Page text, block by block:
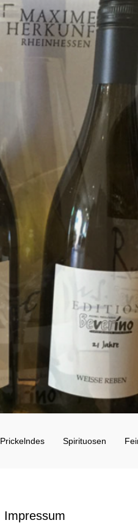
Prickelndes Spirituosen
Impressum